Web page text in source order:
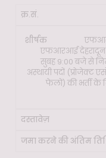
एफआरआई देहरादून
सुबह 9:00 बजे से
अस्थायी पदों (प्रोजेक्ट
फेलो) की भर्ती के